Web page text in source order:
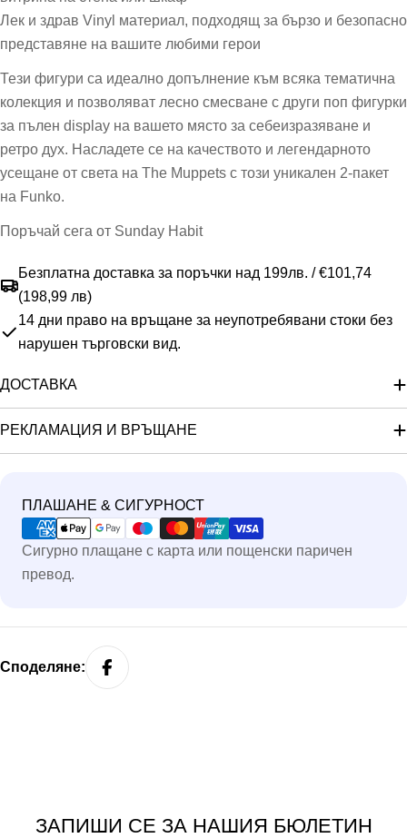
Лек и здрав Vinyl материал, подходящ за бързо и безопасно
представяне на вашите любими герои
Тези фигури са идеално допълнение към всяка тематична
колекция и позволяват лесно смесване с други поп фигурки
за пълен display на вашето място за себеизразяване и
ретро дух. Насладете се на качеството и легендарното
усещане от света на The Muppets с този уникален 2-пакет
на Funko.
Поръчай сега от Sunday Habit
Безплатна доставка за поръчки над 199лв. / €101,74
(198,99 лв)
14 дни право на връщане за неупотребявани стоки без
нарушен търговски вид.
ДОСТАВКА
РЕКЛАМАЦИЯ И ВРЪЩАНЕ
ПЛАШАНЕ & СИГУРНОСТ
Методи
на
плащане
Сигурно плащане с карта или пощенски паричен
превод.
Споделяне:
ЗАПИШИ СЕ ЗА НАШИЯ БЮЛЕТИН